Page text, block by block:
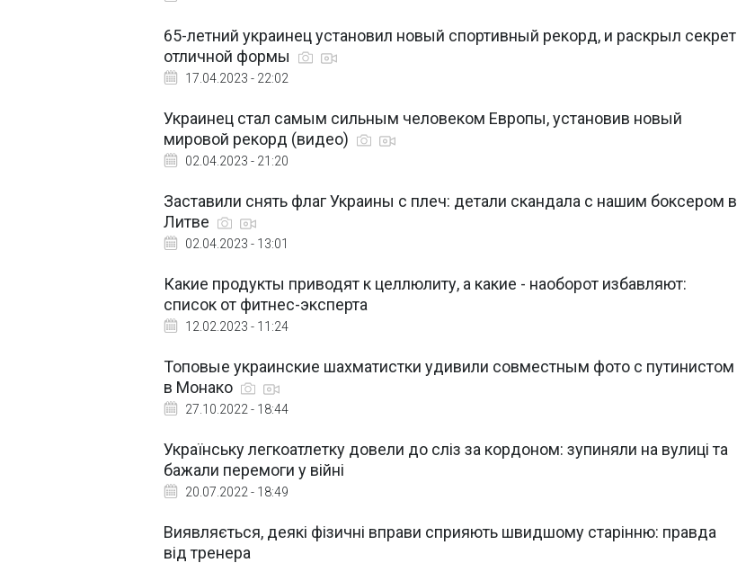
65-летний украинец установил новый спортивный рекорд, и раскрыл секрет
отличной формы
17.04.2023 - 22:02
Украинец стал самым сильным человеком Европы, установив новый
мировой рекорд (видео)
02.04.2023 - 21:20
Заставили снять флаг Украины с плеч: детали скандала с нашим боксером в
Литве
02.04.2023 - 13:01
Какие продукты приводят к целлюлиту, а какие - наоборот избавляют:
список от фитнес-эксперта
12.02.2023 - 11:24
Топовые украинские шахматистки удивили совместным фото с путинистом
в Монако
27.10.2022 - 18:44
Українську легкоатлетку довели до сліз за кордоном: зупиняли на вулиці та
бажали перемоги у війні
20.07.2022 - 18:49
Виявляється, деякі фізичні вправи сприяють швидшому старінню: правда
від тренера